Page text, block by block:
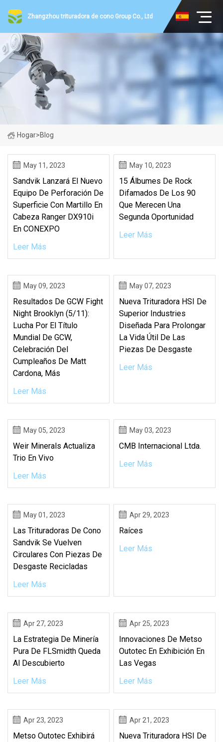
Zhangzhou trituradora de cono Group Co., Ltd
Hogar>Blog
May 11, 2023
Sandvik Lanzará El Nuevo
Equipo De Perforación De
Superficie Con Martillo En
Cabeza Ranger DX910i
En CONEXPO
Leer Más
May 10, 2023
15 Álbumes De Rock
Difamados De Los 90
Que Merecen Una
Segunda Oportunidad
Leer Más
May 09, 2023
Resultados De GCW Fight
Night Brooklyn (5/11):
Lucha Por El Título
Mundial De GCW,
Celebración Del
Cumpleaños De Matt
Cardona, Más
Leer Más
May 07, 2023
Nueva Trituradora HSI De
Superior Industries
Diseñada Para Prolongar
La Vida Útil De Las
Piezas De Desgaste
Leer Más
May 05, 2023
Weir Minerals Actualiza
Trio En Vivo
Leer Más
May 03, 2023
CMB Internacional Ltda.
Leer Más
May 01, 2023
Las Trituradoras De Cono
Sandvik Se Vuelven
Circulares Con Piezas De
Desgaste Recicladas
Leer Más
Apr 29, 2023
Raíces
Leer Más
Apr 27, 2023
La Estrategia De Minería
Pura De FLSmidth Queda
Al Descubierto
Leer Más
Apr 25, 2023
Innovaciones De Metso
Outotec En Exhibición En
Las Vegas
Leer Más
Apr 23, 2023
Metso Outotec Exhibirá
Apr 21, 2023
Nueva Trituradora HSI De